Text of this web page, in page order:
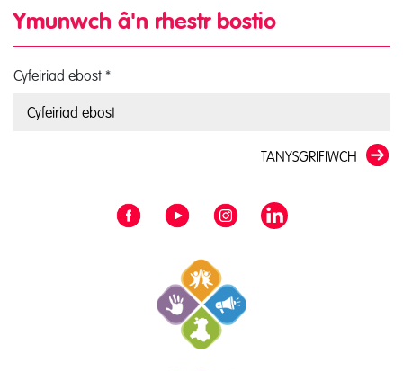
Ymunwch â'n rhestr bostio
Cyfeiriad ebost *
TANYSGRIFIWCH